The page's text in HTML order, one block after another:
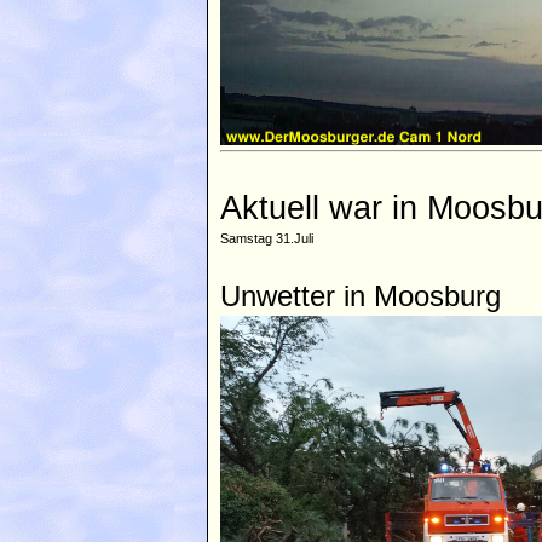
Aktuell war in
Samstag 31.Juli
Unwetter in Moosburg